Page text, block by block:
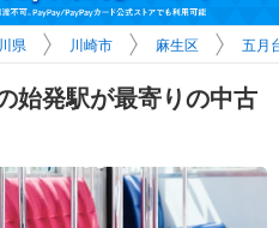
県 川崎市 麻生区 五月
始発駅が最寄りの中古